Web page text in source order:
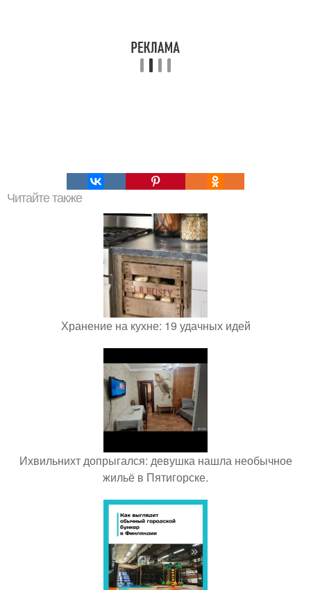
Читайте также
Хранение на кухне: 19 удачных идей
Ихвильнихт допрыгался: девушка нашла необычное
жильё в Пятигорске.